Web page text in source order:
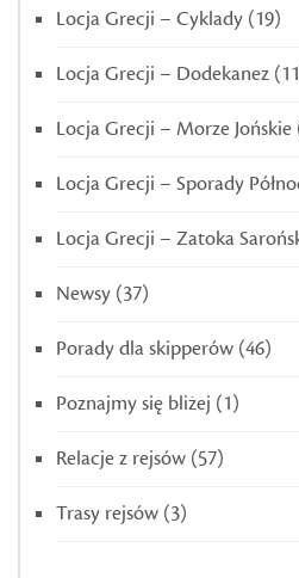
Locja Grecji – Cyklady (19)
Locja Grecji – Dodekanez
Locja Grecji – Morze Jońskie
Locja Grecji – Sporady
Locja Grecji – Zatoka
Newsy (37)
Porady dla skipperów (46)
Poznajmy się bliżej (1)
Relacje z rejsów (57)
Trasy rejsów (3)